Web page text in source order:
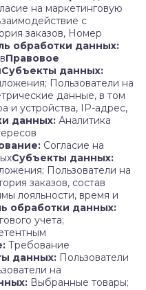
на маркетинговую
с
заказов, Номер
обработки данных:
Правовое
Субъекты данных:
Пользователи на
данные, в том
и устройства, IP-адрес,
данных: Аналитика
Согласие на
Субъекты данных:
Пользователи на
заказов, состав
лояльности, время и
обработки данных:
учета;
Требование
данных: Пользователи
на
Выбранные товары;